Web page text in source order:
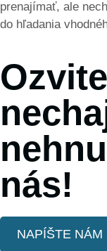
prenajímať, ale
do hľadania
nás!
NAPÍŠTE NÁM